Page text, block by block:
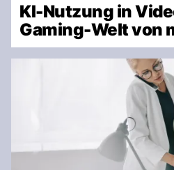
KI-Nutzung in
Gaming-Welt von